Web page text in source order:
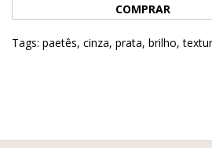
COMPRAR
Tags: paetês, cinza, prata, brilho,